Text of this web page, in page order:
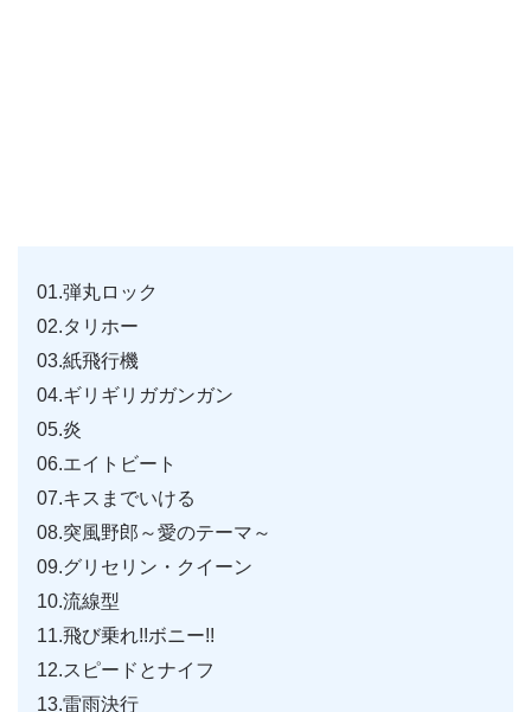
01.弾丸ロック
02.タリホー
03.紙飛行機
04.ギリギリガガンガン
05.炎
06.エイトビート
07.キスまでいける
08.突風野郎～愛のテーマ～
09.グリセリン・クイーン
10.流線型
11.飛び乗れ!!ボニー!!
12.スピードとナイフ
13.雷雨決行